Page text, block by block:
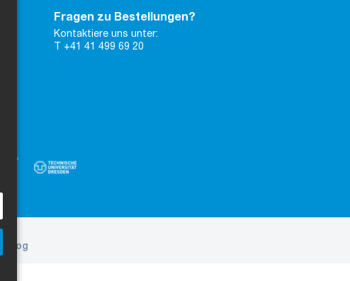
Fragen zu Bestellungen?
Kontaktiere uns unter:
T +41 41 499 69 20
Blog